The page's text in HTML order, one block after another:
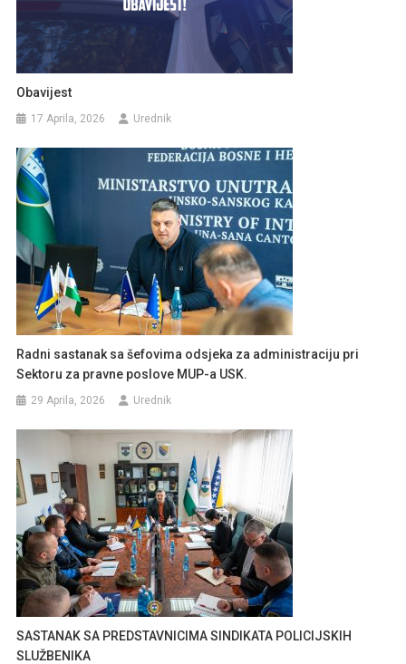
Obavijest
17 Aprila, 2026 Urednik
Radni sastanak sa šefovima odsjeka za administraciju pri
Sektoru za pravne poslove MUP-a USK.
29 Aprila, 2026 Urednik
SASTANAK SA PREDSTAVNICIMA SINDIKATA POLICIJSKIH
SLUŽBENIKA